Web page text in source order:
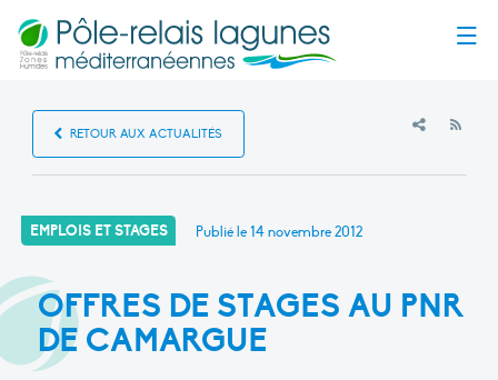
RETOUR AUX ACTUALITÉS
EMPLOIS ET STAGES Publié le14 novembre 2012
OFFRES DE STAGES AU PNR
DE CAMARGUE